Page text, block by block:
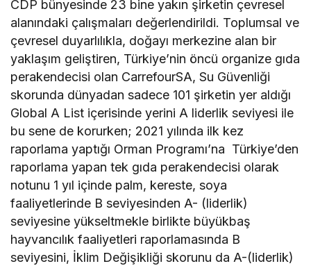
CDP bünyesinde 23 bine yakın şirketin çevresel
alanındaki çalışmaları değerlendirildi. Toplumsal ve
çevresel duyarlılıkla, doğayı merkezine alan bir
yaklaşım geliştiren, Türkiye’nin öncü organize gıda
perakendecisi olan CarrefourSA, Su Güvenliği
skorunda dünyadan sadece 101 şirketin yer aldığı
Global A List içerisinde yerini A liderlik seviyesi ile
bu sene de korurken; 2021 yılında ilk kez
raporlama yaptığı Orman Programı’na Türkiye’den
raporlama yapan tek gıda perakendecisi olarak
notunu 1 yıl içinde palm, kereste, soya
faaliyetlerinde B seviyesinden A- (liderlik)
seviyesine yükseltmekle birlikte büyükbaş
hayvancılık faaliyetleri raporlamasında B
seviyesini, İklim Değişikliği skorunu da A-(liderlik)